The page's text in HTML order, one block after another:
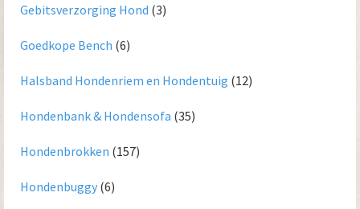
Gebitsverzorging Hond (3)
Goedkope Bench (6)
Halsband Hondenriem en Hondentuig (12)
Hondenbank & Hondensofa (35)
Hondenbrokken (157)
Hondenbuggy (6)